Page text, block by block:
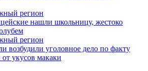
регион
нашли школьницу, жестоко
регион
возбудили уголовное дело по факту
укусов макаки